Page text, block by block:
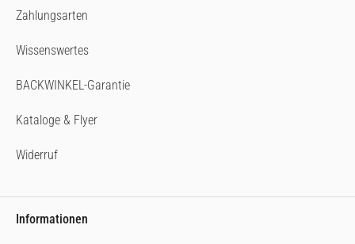
Zahlungsarten
Wissenswertes
BACKWINKEL-Garantie
Kataloge & Flyer
Widerruf
Informationen